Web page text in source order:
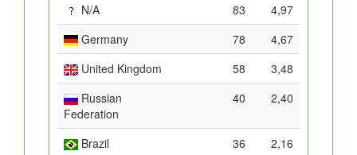
N/A 83
4,97
Germany
78
4,67
United Kingdom
58
3,48
Russian
Federation
40 2,40
Brazil 36
2,16